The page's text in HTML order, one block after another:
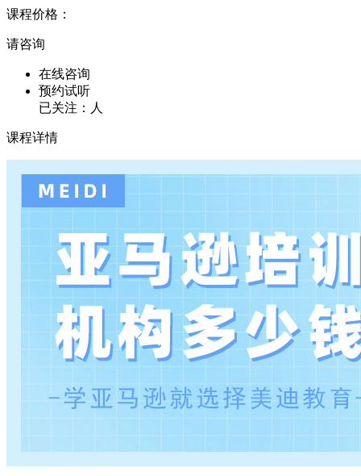
课程价格：
请咨询
在线咨询
预约试听
已关注： 人
课程详情